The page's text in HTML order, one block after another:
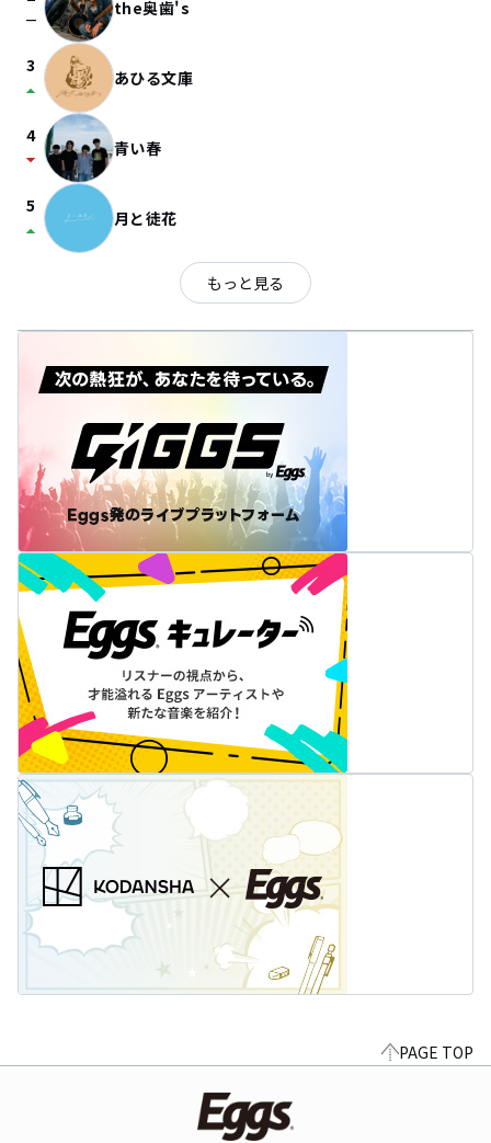
check_indeterminate_small the奥歯's
3
arrow_drop_up あひる文庫
4
arrow_drop_down 青い春
5
arrow_drop_up 月と徒花
もっと見る
PAGE TOP